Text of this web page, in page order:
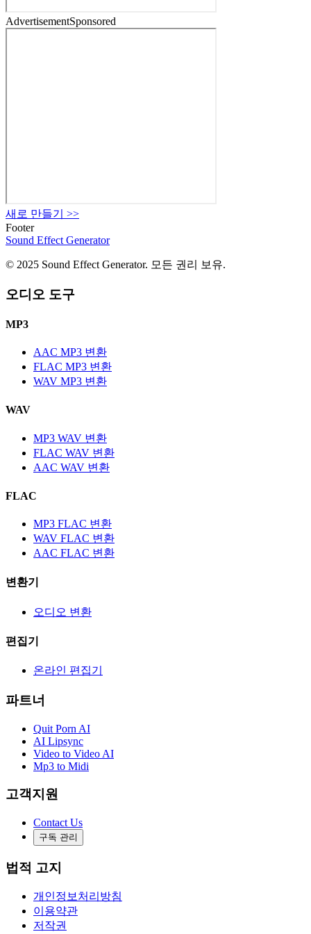
AdvertisementSponsored
새로 만들기
>>
Footer
Sound Effect Generator
© 2025 Sound Effect Generator. 모든 권리 보유.
오디오 도구
MP3
AAC MP3 변환
FLAC MP3 변환
WAV MP3 변환
WAV
MP3 WAV 변환
FLAC WAV 변환
AAC WAV 변환
FLAC
MP3 FLAC 변환
WAV FLAC 변환
AAC FLAC 변환
변환기
오디오 변환
편집기
온라인 편집기
파트너
Quit Porn AI
AI Lipsync
Video to Video AI
Mp3 to Midi
고객지원
Contact Us
구독 관리
법적 고지
개인정보처리방침
이용약관
저작권